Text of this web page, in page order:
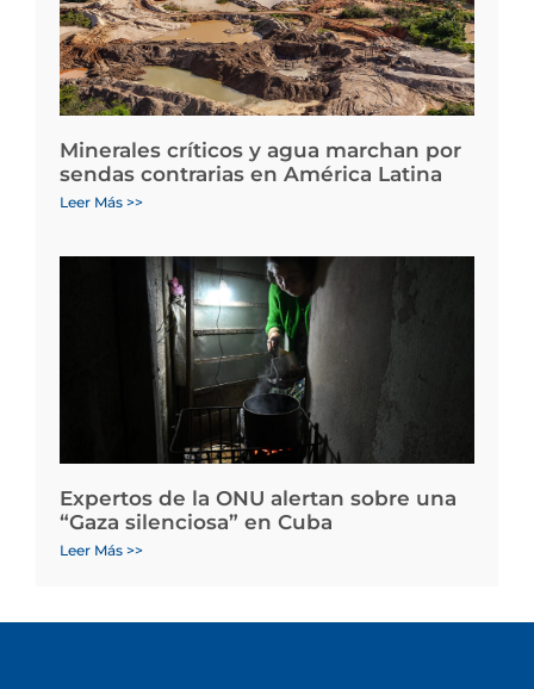
Minerales críticos y agua marchan por
sendas contrarias en América Latina
Leer Más >>
Expertos de la ONU alertan sobre una
“Gaza silenciosa” en Cuba
Leer Más >>